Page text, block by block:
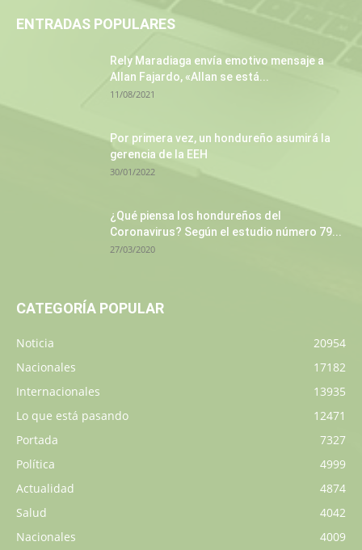
ENTRADAS POPULARES
Rely Maradiaga envía emotivo mensaje a
Allan Fajardo, «Allan se está...
11/08/2021
Por primera vez, un hondureño asumirá la
gerencia de la EEH
30/01/2022
¿Qué piensa los hondureños del
Coronavirus? Según el estudio número 79...
27/03/2020
CATEGORÍA POPULAR
Noticia
20954
Nacionales
17182
Internacionales
13935
Lo que está pasando
12471
Portada
7327
Política
4999
Actualidad
4874
Salud
4042
Nacionales
4009